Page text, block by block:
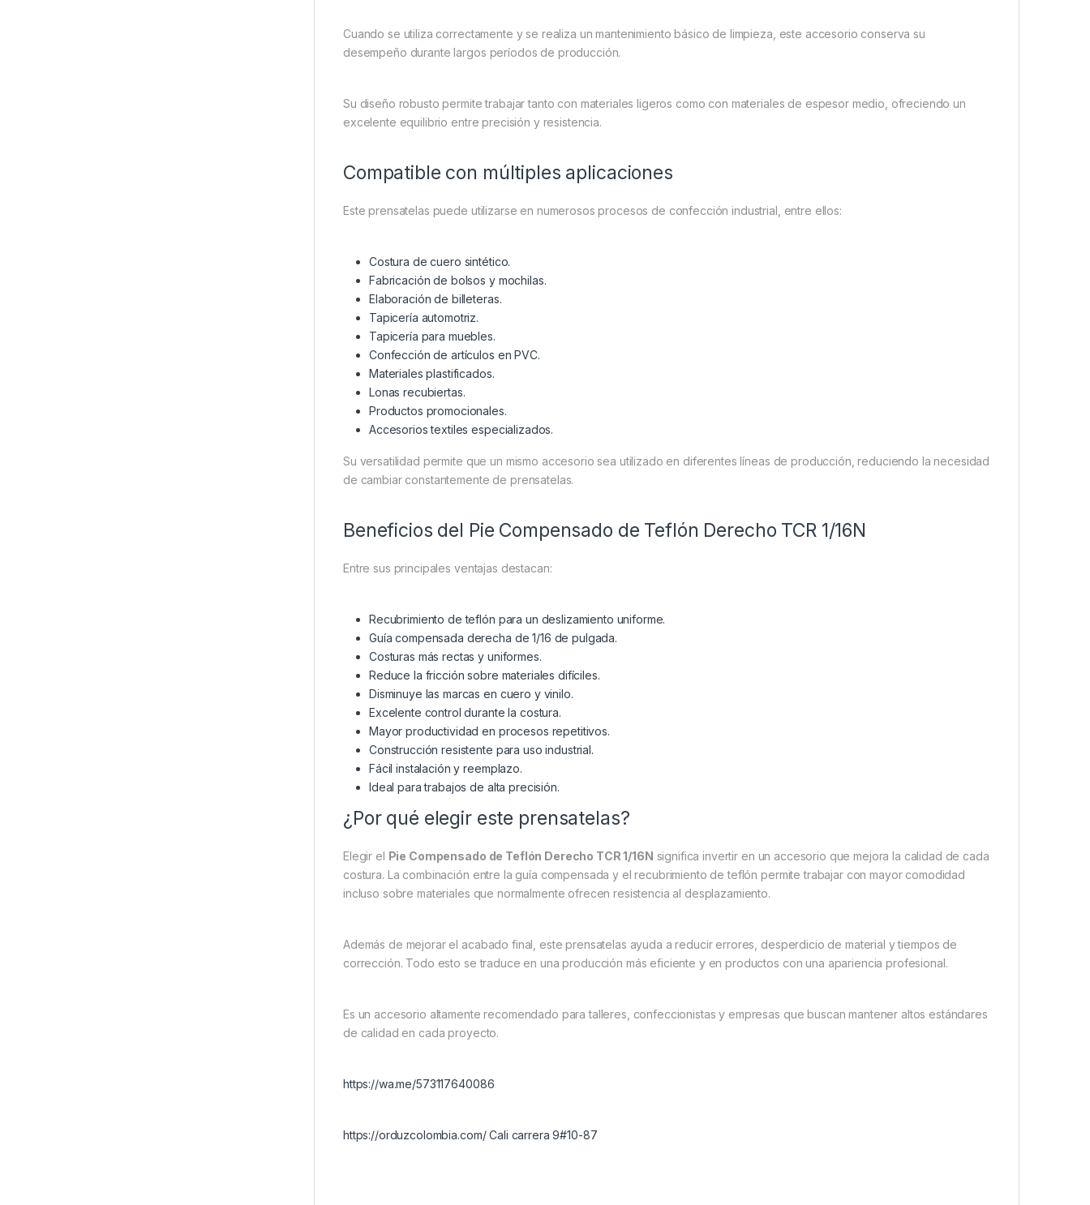
Cuando se utiliza correctamente y se realiza un mantenimiento básico de limpieza, este accesorio conserva su
desempeño durante largos períodos de producción.
Su diseño robusto permite trabajar tanto con materiales ligeros como con materiales de espesor medio, ofreciendo un
excelente equilibrio entre precisión y resistencia.
Compatible con múltiples aplicaciones
Este prensatelas puede utilizarse en numerosos procesos de confección industrial, entre ellos:
Costura de cuero sintético.
Fabricación de bolsos y mochilas.
Elaboración de billeteras.
Tapicería automotriz.
Tapicería para muebles.
Confección de artículos en PVC.
Materiales plastificados.
Lonas recubiertas.
Productos promocionales.
Accesorios textiles especializados.
Su versatilidad permite que un mismo accesorio sea utilizado en diferentes líneas de producción, reduciendo la necesidad
de cambiar constantemente de prensatelas.
Beneficios del Pie Compensado de Teflón Derecho TCR 1/16N
Entre sus principales ventajas destacan:
Recubrimiento de teflón para un deslizamiento uniforme.
Guía compensada derecha de 1/16 de pulgada.
Costuras más rectas y uniformes.
Reduce la fricción sobre materiales difíciles.
Disminuye las marcas en cuero y vinilo.
Excelente control durante la costura.
Mayor productividad en procesos repetitivos.
Construcción resistente para uso industrial.
Fácil instalación y reemplazo.
Ideal para trabajos de alta precisión.
¿Por qué elegir este prensatelas?
Elegir el Pie Compensado de Teflón Derecho TCR 1/16N significa invertir en un accesorio que mejora la calidad de cada
costura. La combinación entre la guía compensada y el recubrimiento de teflón permite trabajar con mayor comodidad
incluso sobre materiales que normalmente ofrecen resistencia al desplazamiento.
Además de mejorar el acabado final, este prensatelas ayuda a reducir errores, desperdicio de material y tiempos de
corrección. Todo esto se traduce en una producción más eficiente y en productos con una apariencia profesional.
Es un accesorio altamente recomendado para talleres, confeccionistas y empresas que buscan mantener altos estándares
de calidad en cada proyecto.
https://wa.me/573117640086
https://orduzcolombia.com/ Cali carrera 9#10-87